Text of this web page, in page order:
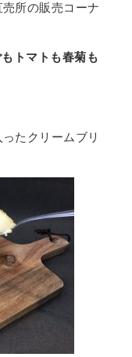
所の販売コーナ
トマトも春菊も
たクリームブリ